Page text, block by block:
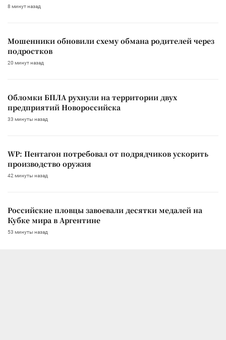
8 минут назад
Мошенники обновили схему обмана родителей через
подростков
20 минут назад
Обломки БПЛА рухнули на территории двух
предприятий Новороссийска
33 минуты назад
WP: Пентагон потребовал от подрядчиков ускорить
производство оружия
42 минуты назад
Российские пловцы завоевали десятки медалей на
Кубке мира в Аргентине
53 минуты назад